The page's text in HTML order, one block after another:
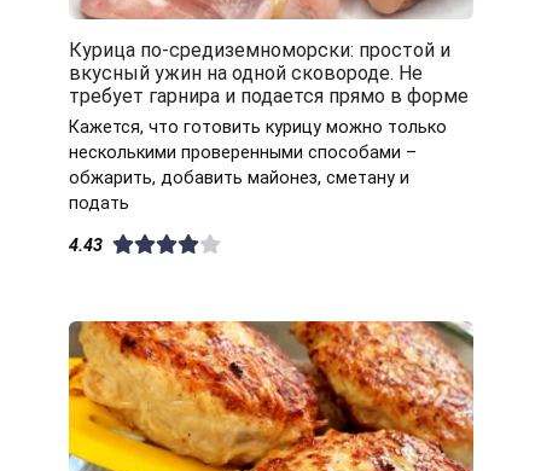
Курица по-средиземноморски: простой и
вкусный ужин на одной сковороде. Не
требует гарнира и подается прямо в форме
Кажется, что готовить курицу можно только
несколькими проверенными способами –
обжарить, добавить майонез, сметану и
подать
4.43